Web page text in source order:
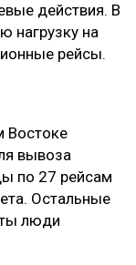
действия. В
нагрузку на
рейсы.
Востоке
вывоза
по 27 рейсам
Остальные
люди